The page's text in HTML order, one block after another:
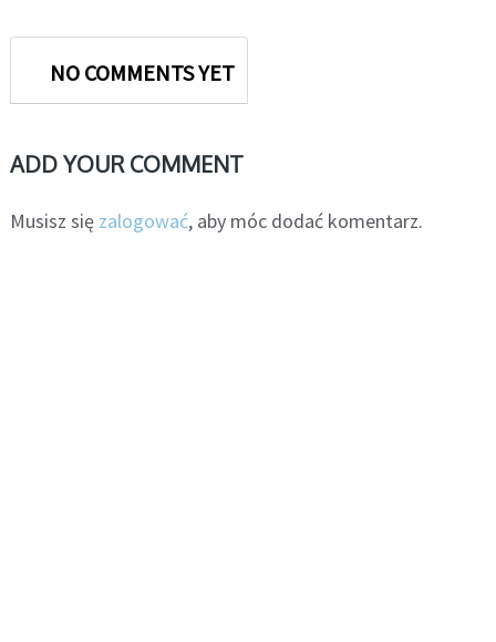
NO COMMENTS YET
ADD YOUR COMMENT
Musisz się zalogować, aby móc dodać komentarz.